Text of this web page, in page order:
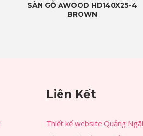
SÀN GỖ AWOOD HD140X25-4
BROWN
Liên Kết
Thiết kế website Quảng Ngãi